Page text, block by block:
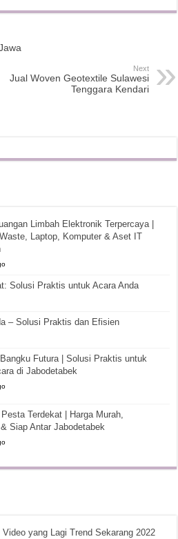
Next
Jual Woven Geotextile Sulawesi
Tenggara Kendari
Limbah Elektronik Terpercaya |
Laptop, Komputer & Aset IT
Solusi Praktis untuk Acara Anda
– Solusi Praktis dan Efisien
Futura | Solusi Praktis untuk
di Jabodetabek
Terdekat | Harga Murah,
Siap Antar Jabodetabek
yang Lagi Trend Sekarang 2022